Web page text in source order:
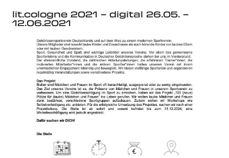
lit.cologne 2021 – digital 26.05. –
12.06.2021